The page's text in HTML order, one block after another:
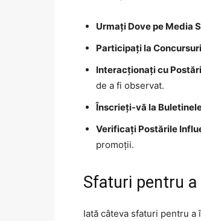
Urmați Dove pe Media
Participați la
Interacționați cu
de a fi observat.
Înscrieți-vă la
Verificați Postările
promoții.
Sfaturi pentru a
Iată câteva sfaturi pentru